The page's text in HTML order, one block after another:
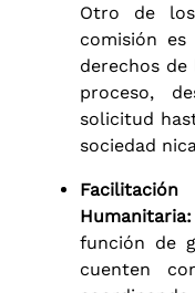
Otro de
comisión
derechos
proceso,
solicitud
sociedad
Humanitaria:
función de
cuenten